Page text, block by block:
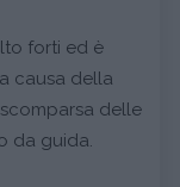
forti ed è
causa della
delle
da guida.